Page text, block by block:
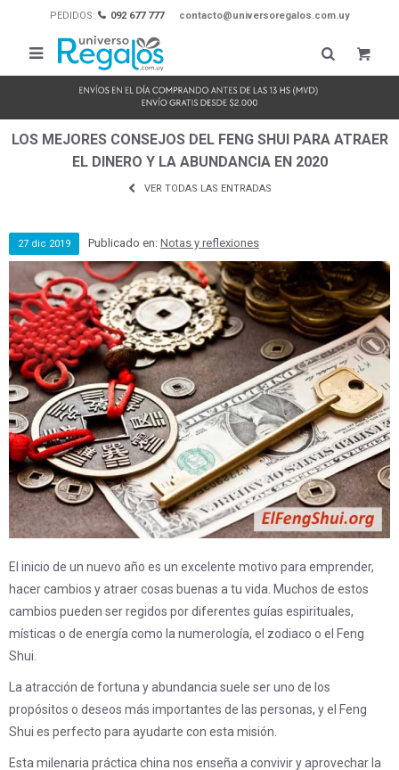
PEDIDOS: 092 677 777 contacto@universoregalos.com.uy

LOS MEJORES CONSEJOS DEL FENG SHUI PARA ATRAER
EL DINERO Y LA ABUNDANCIA EN 2020
VER TODAS LAS ENTRADAS
27 dic 2019 Publicado en: Notas y reflexiones
El inicio de un nuevo año es un excelente motivo para emprender,
hacer cambios y atraer cosas buenas a tu vida. Muchos de estos
cambios pueden ser regidos por diferentes guías espirituales,
místicas o de energía como la numerología, el zodiaco o el Feng
Shui.
La atracción de fortuna y abundancia suele ser uno de los
propósitos o deseos más importantes de las personas, y el Feng
Shui es perfecto para ayudarte con esta misión.
Esta milenaria práctica china nos enseña a convivir y aprovechar la